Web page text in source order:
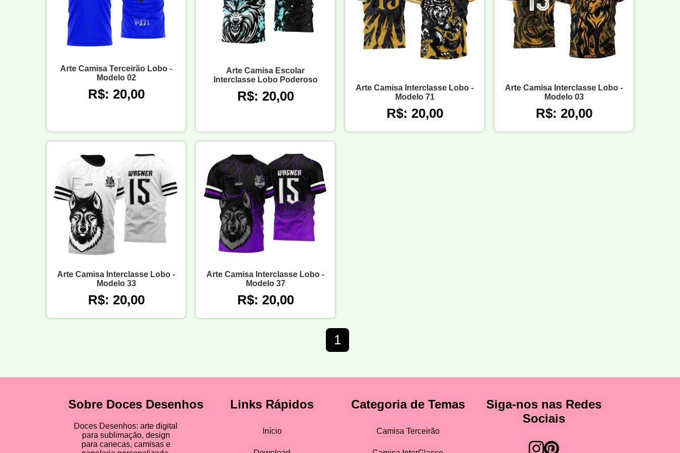
Arte Camisa Terceirão Lobo -
Modelo 02
R$: 20,00
Arte Camisa Escolar
Interclasse Lobo Poderoso
R$: 20,00
Arte Camisa Interclasse Lobo -
Modelo 71
R$: 20,00
Arte Camisa Interclasse Lobo -
Modelo 03
R$: 20,00
Arte Camisa Interclasse Lobo -
Modelo 33
R$: 20,00
Arte Camisa Interclasse Lobo -
Modelo 37
R$: 20,00
1
Sobre Doces Desenhos
Doces Desenhos: arte digital
para sublimação, design
para canecas, camisas e
Links Rápidos
Início
Categoria de Temas
Camisa Terceirão
Siga-nos nas Redes
Sociais